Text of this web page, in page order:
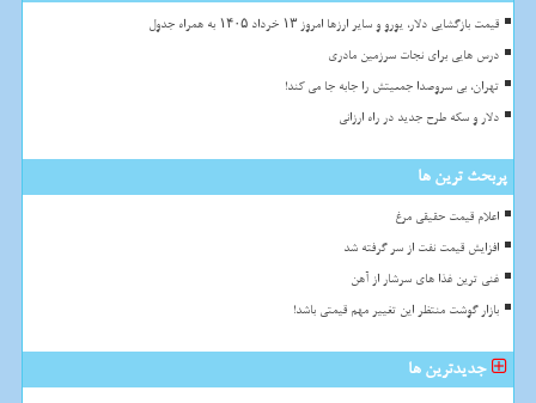
قیمت بازگشایی دلار، یورو و سایر ارزها امروز ۱۳ خرداد ۱۴۰۵ به همراه جدول
درس هایی برای نجات سرزمین مادری
تهران، بی سروصدا جمعیتش را جابه جا می کند!
دلار و سکه طرح جدید در راه ارزانی
پربحث ترین ها
اعلام قیمت حقیقی مرغ
افزایش قیمت نفت از سر گرفته شد
غنی ترین غذا های سرشار از آهن
بازار گوشت منتظر این تغییر مهم قیمتی باشد!
جدیدترین ها